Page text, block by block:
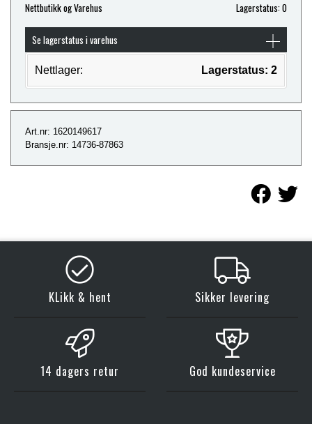
Nettbutikk og Varehus Lagerstatus: 0
Se lagerstatus i varehus
Nettlager: Lagerstatus: 2
Art.nr: 1620149617
Bransje.nr: 14736-87863
KLikk & hent Sikker levering
14 dagers retur God kundeservice